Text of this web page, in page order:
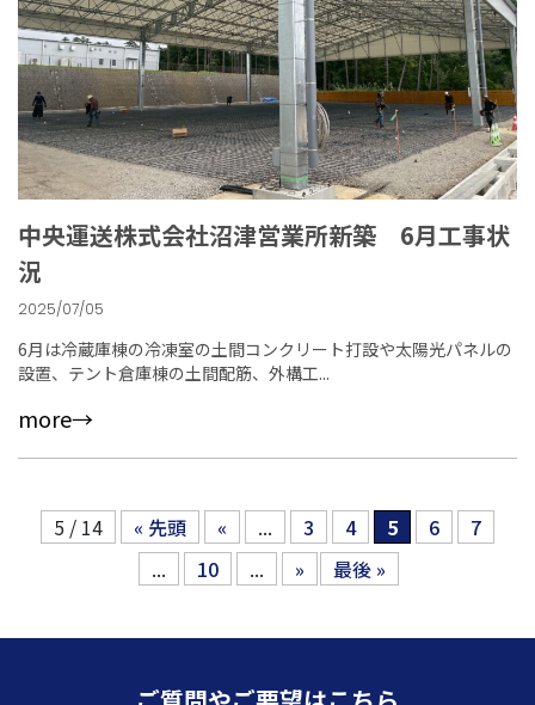
中央運送株式会社沼津営業所新築 6月工事状
況
2025/07/05
6月は冷蔵庫棟の冷凍室の土間コンクリート打設や太陽光パネルの
設置、テント倉庫棟の土間配筋、外構工...
more→
5 / 14 « 先頭 « ... 3 4 5 6
7
...
10 ... » 最後 »